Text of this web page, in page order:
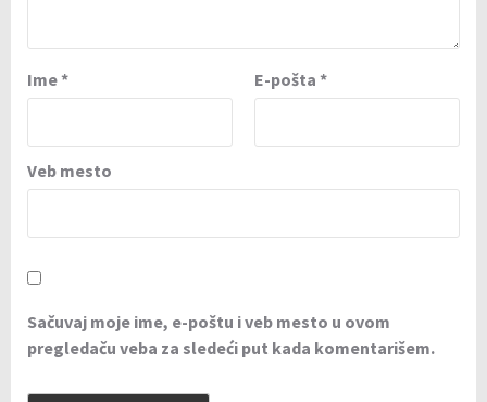
Ime* E-pošta *
Veb mesto
Sačuvaj moje ime, e-poštu i veb mesto u ovom
pregledaču veba za sledeći put kada komentarišem.